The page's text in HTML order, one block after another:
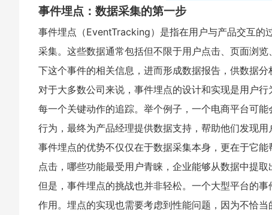
事件埋点：数据采集的第一步
事件埋点（EventTracking）是指在用户与产品交互的
采集。这些数据通常包括但不限于用户点击、页面浏
下这个事件的相关信息，进而形成数据报告，供数据分
对于大多数公司来说，事件埋点的设计和实现是用户
每一个关键动作的追踪。举个例子，一个电商平台可
行为，最终为产品经理提供数据支持，帮助他们发现用
事件埋点的优势不仅仅在于数据采集本身，更在于它
点击，哪些功能最受用户青睐，企业能够从数据中提
但是，事件埋点的挑战也并非轻松。一个大型平台的
作用。埋点的实现也需要考虑到性能问题，因为不恰